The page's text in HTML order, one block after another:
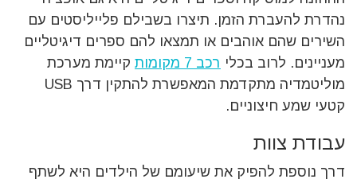
נהדרת להעברת הזמן. תיצרו בשבילם פלייליסטים עם
השירים שהם אוהבים או תמצאו להם ספרים דיגיטליים
מעניינים. לרוב בכלי רכב 7 מקומות
קיימת מערכת
מוליטמדיה מתקדמת המאפשרת להתקין דרך USB
קטעי שמע חיצוניים.
עבודת צוות
דרך נוספת להפיק את שיעומם של הילדים היא לשתף